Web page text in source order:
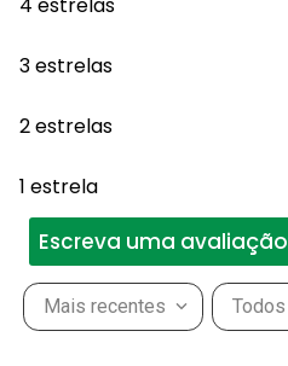
3 estrelas
2 estrelas
1 estrela
Escreva uma avaliação
Mais recentes Todos